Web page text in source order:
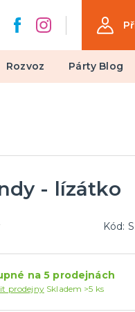
Rozvoz Párty Blog
- lízátko
Kód:
na 5 prodejnách
prodejny Skladem >5 ks